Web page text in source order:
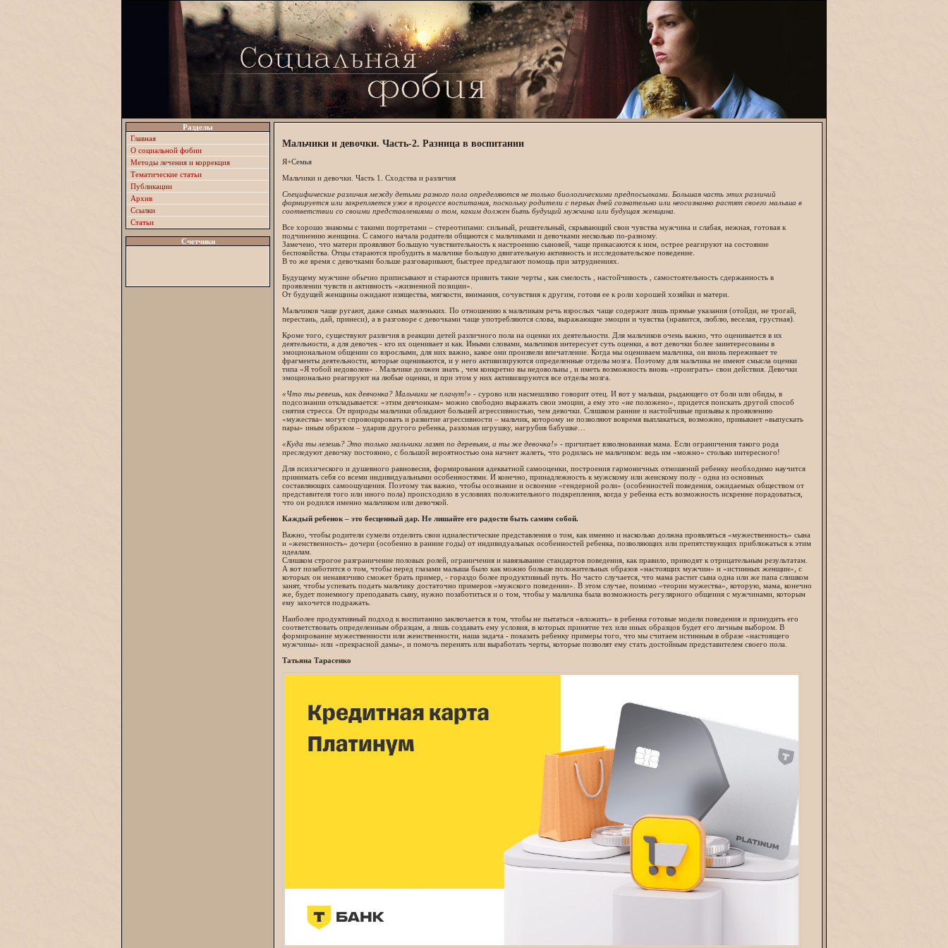
Разделы
Главная
О социальной фобии
Методы лечения и коррекция
Тематические статьи
Публикации
Архив
Ссылки
Статьи
Счетчики
Мальчики и девочки. Часть-2. Разница в воспитании
Я+Семья
Мальчики и девочки. Часть 1. Сходства и различия
Специфические различия между детьми разного пола определяются не только биологическими предпосылками. Большая часть этих различий
формируется или закрепляется уже в процессе воспитания, поскольку родители с первых дней сознательно или неосознанно растят своего малыша в
соответствии со своими представлениями о том, каким должен быть будущий мужчина или будущая женщина.
Все хорошо знакомы с такими портретами – стереотипами: сильный, решительный, скрывающий свои чувства мужчина и слабая, нежная, готовая к
подчинению женщина. С самого начала родители общаются с мальчиками и девочками несколько по-разному.
Замечено, что матери проявляют большую чувствительность к настроению сыновей, чаще прикасаются к ним, острее реагируют на состояние
беспокойства. Отцы стараются пробудить в мальчике большую двигательную активность и исследовательское поведение.
В то же время с девочками больше разговаривают, быстрее предлагают помощь при затруднениях.
Будущему мужчине обычно приписывают и стараются привить такие черты , как смелость , настойчивость , самостоятельность сдержанность в
проявлении чувств и активность «жизненной позиции».
От будущей женщины ожидают изящества, мягкости, внимания, сочувствия к другим, готовя ее к роли хорошей хозяйки и матери.
Мальчиков чаще ругают, даже самых маленьких. По отношению к мальчикам речь взрослых чаще содержит лишь прямые указания (отойди, не трогай,
перестань, дай, принеси), а в разговоре с девочками чаще употребляются слова, выражающие эмоции и чувства (нравится, люблю, веселая, грустная).
Кроме того, существуют различия в реакции детей различного пола на оценки их деятельности. Для мальчиков очень важно, что оценивается в их
деятельности, а для девочек - кто их оценивает и как. Иными словами, мальчиков интересует суть оценки, а вот девочки более заинтересованы в
эмоциональном общении со взрослыми, для них важно, какое они произвели впечатление. Когда мы оцениваем мальчика, он вновь переживает те
фрагменты деятельности, которые оцениваются, и у него активизируются определенные отделы мозга. Поэтому для мальчика не имеют смысла оценки
типа «Я тобой недоволен» . Мальчике должен знать , чем конкретно вы недовольны , и иметь возможность вновь «проиграть» свои действия. Девочки
эмоционально реагируют на любые оценки, и при этом у них активизируются все отделы мозга.
«Что ты ревешь, как девчонка? Мальчики не плачут!» - сурово или насмешливо говорит отец. И вот у малыша, рыдающего от боли или обиды, в
подсознании откладывается: «этим девчонкам» можно свободно выражать свои эмоции, а ему это «не положено», придется поискать другой способ
снятия стресса. От природы мальчики обладают большей агрессивностью, чем девочки. Слишком ранние и настойчивые призывы к проявлению
«мужества» могут спровоцировать и развитие агрессивности – мальчик, которому не позволяют вовремя выплакаться, возможно, привыкнет «выпускать
пары» иным образом – ударив другого ребенка, разломав игрушку, нагрубив бабушке…
«Куда ты лезешь? Это только мальчики лазят по деревьям, а ты же девочка!» - причитает взволнованная мама. Если ограничения такого рода
преследуют девочку постоянно, с большой вероятностью она начнет жалеть, что родилась не мальчиком: ведь им «можно» столько интересного!
Для психического и душевного равновесия, формирования адекватной самооценки, построения гармоничных отношений ребенку необходимо научится
принимать себя со всеми индивидуальными особенностями. И конечно, принадлежность к мужскому или женскому полу - одна из основных
составляющих самоощущения. Поэтому так важно, чтобы осознание и освоение «гендерной роли» (особенностей поведения, ожидаемых обществом от
представителя того или иного пола) происходило в условиях положительного подкрепления, когда у ребенка есть возможность искренне порадоваться,
что он родился именно мальчиком или девочкой.
Каждый ребенок – это бесценный дар. Не лишайте его радости быть самим собой.
Важно, чтобы родители сумели отделить свои идиалестические представления о том, как именно и насколько должна проявляться «мужественность» сына
и «женственность» дочери (особенно в ранние годы) от индивидуальных особенностей ребенка, позволяющих или препятствующих приближаться к этим
идеалам.
Слишком строгое разграничение половых ролей, ограничения и навязывание стандартов поведения, как правило, приводят к отрицательным результатам.
А вот позаботится о том, чтобы перед глазами малыша было как можно больше положительных образов «настоящих мужчин» и «истинных женщин», с
которых он ненавязчиво сможет брать пример, - гораздо более продуктивный путь. Но часто случается, что мама растит сына одна или же папа слишком
занят, чтобы успевать подать мальчику достаточно примеров «мужского поведении». В этом случае, помимо «теории мужества», которую, мама, конечно
же, будет понемногу преподавать сыну, нужно позаботиться и о том, чтобы у мальчика была возможность регулярного общения с мужчинами, которым
ему захочется подражать.
Наиболее продуктивный подход к воспитанию заключается в том, чтобы не пытаться «вложить» в ребенка готовые модели поведения и принудить его
соответствовать определенным образцам, а лишь создавать ему условия, в которых принятие тех или иных образцов будет его личным выбором. В
формирование мужественности или женственности, наша задача - показать ребенку примеры того, что мы считаем истинным в образе «настоящего
мужчины» или «прекрасной дамы», и помочь перенять или выработать черты, которые позволят ему стать достойным представителем своего пола.
Татьяна Тарасенко